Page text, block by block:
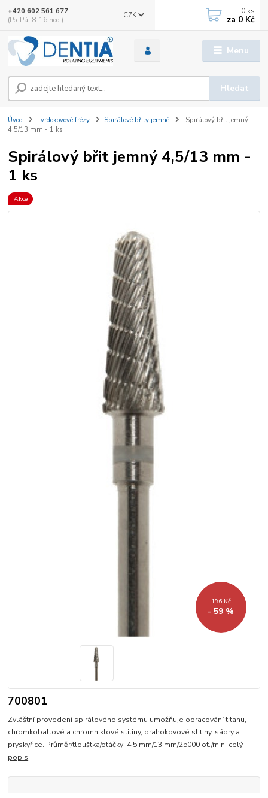
Menu
CZK
Hledat
+420 602 561 677
(Po-Pá, 8-16 hod.)
0 ks
za 0 Kč
Úvod Tvrdokovové frézy Spirálové břity jemné
Spirálový břit jemný
4,5/13 mm - 1 ks
Spirálový břit jemný 4,5/13 mm -
1 ks
Akce
196 Kč
- 59 %
700801
Zvláštní provedení spirálového systému umožňuje opracování titanu,
chromkobaltové a chromniklové slitiny, drahokovové slitiny, sádry a
pryskyřice. Průměr/tlouštka/otáčky: 4,5 mm/13 mm/25000 ot./min. celý
popis